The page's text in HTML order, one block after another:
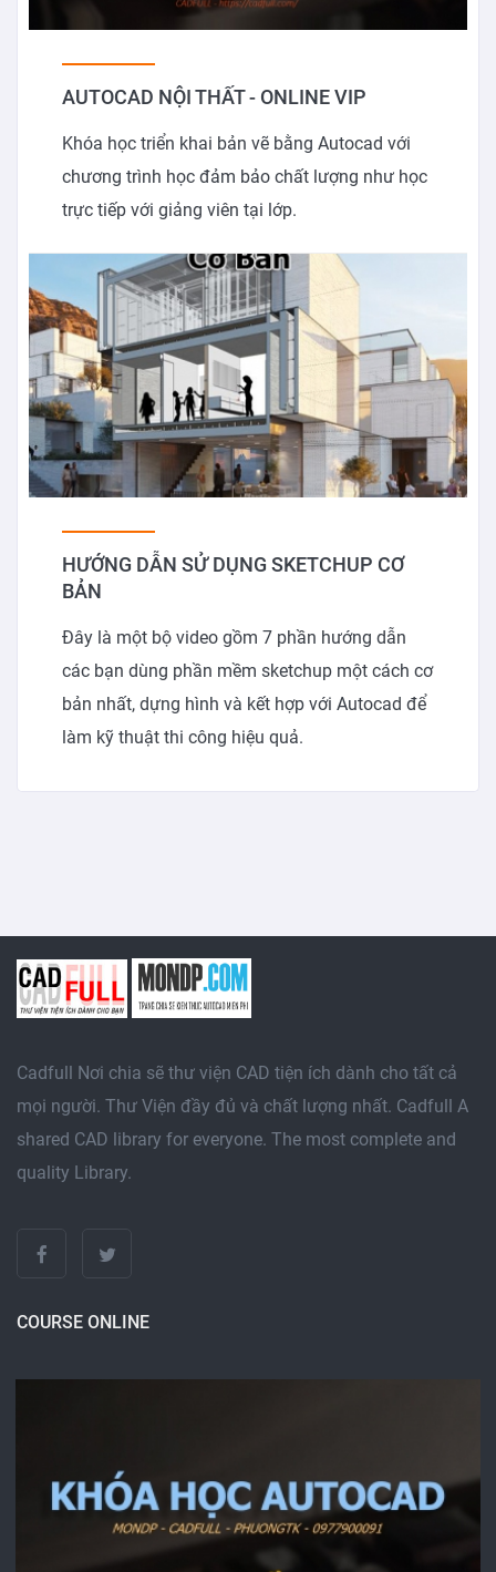
AUTOCAD NỘI THẤT - ONLINE VIP
Khóa học triển khai bản vẽ bằng Autocad với
chương trình học đảm bảo chất lượng như học
trực tiếp với giảng viên tại lớp.
HƯỚNG DẪN SỬ DỤNG SKETCHUP CƠ
BẢN
Đây là một bộ video gồm 7 phần hướng dẫn
các bạn dùng phần mềm sketchup một cách cơ
bản nhất, dựng hình và kết hợp với Autocad để
làm kỹ thuật thi công hiệu quả.
Cadfull Nơi chia sẽ thư viện CAD tiện ích dành cho tất cả
mọi người. Thư Viện đầy đủ và chất lượng nhất. Cadfull A
shared CAD library for everyone. The most complete and
quality Library.
COURSE ONLINE